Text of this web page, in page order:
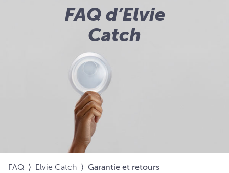
FAQ d’Elvie
Catch
FAQ ⟩ Elvie Catch ⟩ Garantie et retours